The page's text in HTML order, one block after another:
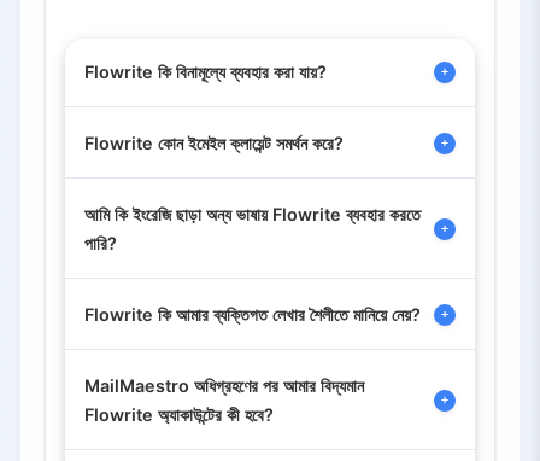
Flowrite কি বিনামূল্যে ব্যবহার করা যায়?
Flowrite একটি ফ্রি ট্রায়াল বা সীমিত ফ্রিমিয়াম
সংস্করণ অফার করে। তবে, সমস্ত বৈশিষ্ট্য এবং উচ্চতর
ব্যবহার সীমার পূর্ণ অ্যাক্সেসের জন্য পেইড সাবস্ক্রিপশন
প্রয়োজন।
Flowrite কোন ইমেইল ক্লায়েন্ট সমর্থন করে?
Flowrite ব্রাউজার এক্সটেনশন এবং ওয়েব
অ্যাপ্লিকেশন ইন্টারফেসের মাধ্যমে
Outlook-এর সাথে নির্বিঘ্নভাবে সংযুক্ত।
আমি কি ইংরেজি ছাড়া অন্য ভাষায় Flowrite ব্যবহার করতে
পারি?
হ্যাঁ—Flowrite বিভিন্ন ভাষা সমর্থন করে এবং
উপযুক্ত টোন মানিয়ে নেয় এমন অ-ইংরেজি ভাষায় ইমেইল
খসড়া করতে পারে।
Flowrite কি আমার ব্যক্তিগত লেখার শৈলীতে মানিয়ে নেয়?
হ্যাঁ—Flowrite ব্যবহারকারীর শৈলী মানিয়ে নেওয়া,
কাস্টম শর্টকাট এবং টোন নির্বাচন অফার করে যা আপনার
MailMaestro অধিগ্রহণের পর আমার বিদ্যমান
Flowrite অ্যাকাউন্টের কী হবে?